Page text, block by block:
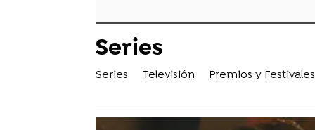
Series
Series Televisión Premios y Festivales